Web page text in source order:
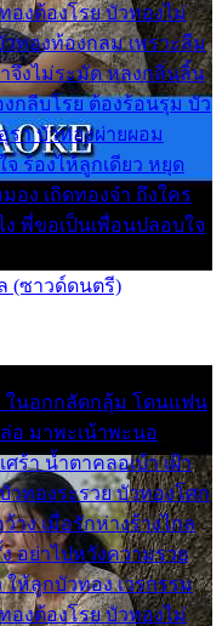
องต้องโรย บัวทองไม่
ทองท้องกลม เพราะลืม
จึงไม่ระมัด หลงกลิ่นลิ้น
กลีบโรย ต้องร้อนรุม บัว
า บัวทองผ่ายผอม
ร้องไห้ลูกเดียว หยุด
อง เถิดทองจ๋า ถึงใคร
ง พี่ขอเป็นเพื่อนปลอบใจ
(ซาวด์ดนตรี)
ในอกกลัดกลุ้ม โดนแฟน
อ มาพะเน้าพะนอ
ศร้า น้ำตาคลอเบ้า เฝ้า
ทองระรวย บัวทองโศก
าง เมื่อรักห่างร้างไกล
อย่าไปหวังความรวย
ห้ลูกบัวทอง เวรกรรม
องต้องโรย บัวทองไม่